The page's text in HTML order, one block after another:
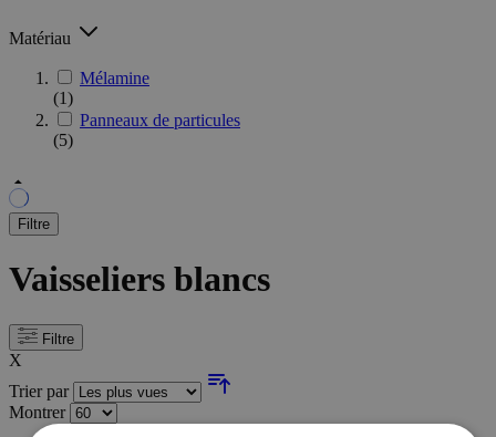
Matériau
Mélamine
(1)
Panneaux de particules
(5)
Filtre
Vaisseliers blancs
Filtre
X
Trier par
Montrer